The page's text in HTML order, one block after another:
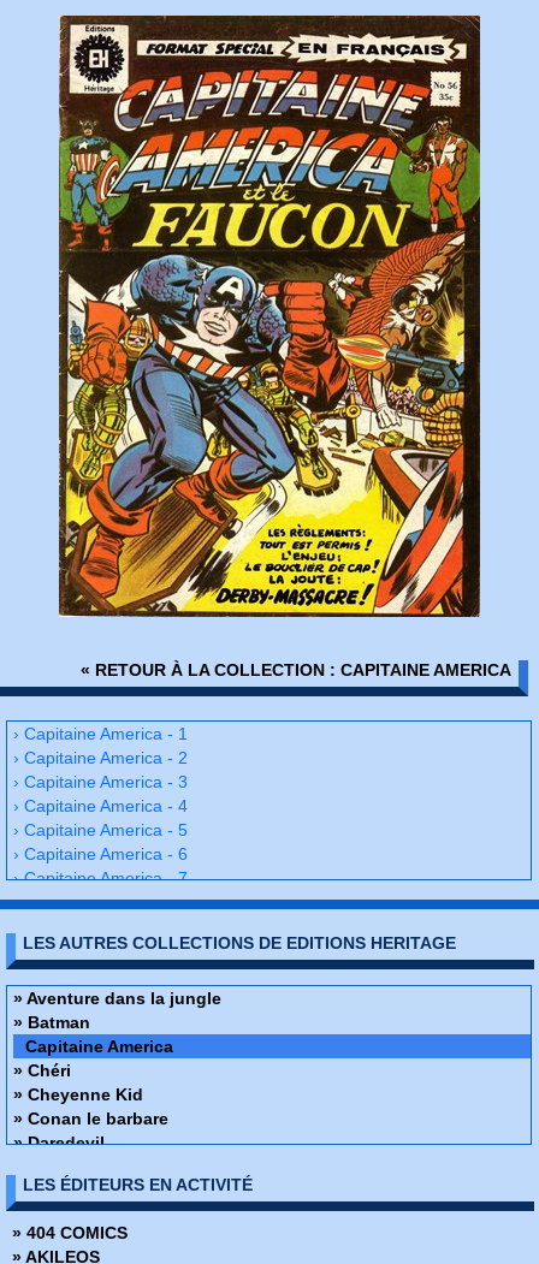
« RETOUR À LA COLLECTION : CAPITAINE AMERICA
› Capitaine America - 1
› Capitaine America - 2
› Capitaine America - 3
› Capitaine America - 4
› Capitaine America - 5
› Capitaine America - 6
› Capitaine America - 7
› Capitaine America - 8
› Capitaine America - 10
› Capitaine America - 11
› Capitaine America - 12
› Capitaine America - 13
› Capitaine America - 14
› Capitaine America - 15
› Capitaine America - 16
› Capitaine America - 17
› Capitaine America - 18
› Capitaine America - 20
› Capitaine America - 21
› Capitaine America - 22
LES AUTRES COLLECTIONS DE EDITIONS HERITAGE
» Aventure dans la jungle
» Batman
Capitaine America
» Chéri
» Cheyenne Kid
» Conan le barbare
» Daredevil
» Fantastic Four
» Fantômes echos du monde du spiritisme
» Flash
LES ÉDITEURS EN ACTIVITÉ
» 404 COMICS
» AKILEOS